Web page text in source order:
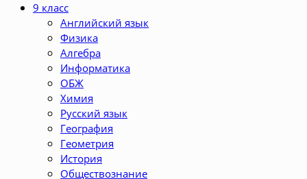
9 класс
Английский язык
Физика
Алгебра
Информатика
ОБЖ
Химия
Русский язык
География
Геометрия
История
Обществознание